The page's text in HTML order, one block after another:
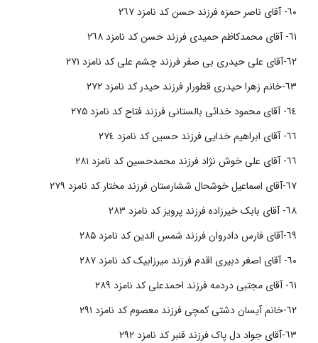
٦٠- آقای ناصر حمزه فرزند حسن کد نامزد ٢٦٧
٦١- آقای محمدکاظم حمیدی فرزند حسن کد نامزد ٢٦٨
٦٢-آقای علی حیدری بی صفر فرزند چشم علی کد نامزد ٢٧١
٦٣-خانم زهرا حیدری قطورار فرزند حیدر کد نامزد ٢٧٢
٦٤- آقای محمود خدائی بالستانی فرزند فتاح کد نامزد ۲۷۵
٦٦- آقای ابراهیم خدایی فرزند حسین کد نامزد ٢٧٤
٦٦- آقای علی خوش نژاد فرزند محمدحسین کد نامزد ٢٨١
٦٧-آقای اسماعیل خوشحال ششارستان فرزند مختار کد نامزد ٢٧٩
٦٨- آقای بابک خیرزاده فرزند پرویز کد نامزد ٢٨٣
٦٩-آقای فارس دادروان فرزند شمس الدین کد نامزد ۲۸۵
٦٠- آقای اصغر دبیری اقدم فرزند میرزابیک کد نامزد ٢٨٧
٦١- آقای مجتبی دردمه فرزند احمدعلی کد نامزد ٢٨٩
٦٢-خانم آیسان دشتی کمچی فرزند معصوم کد نامزد ٢٩١
٦٣-آقای جواد دل پاک فرزند قنبر کد نامزد ٢٩٢